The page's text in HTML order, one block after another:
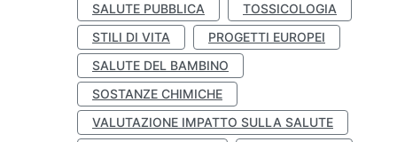
SALUTE PUBBLICA
TOSSICOLOGIA
STILI DI VITA
PROGETTI EUROPEI
SALUTE DEL BAMBINO
SOSTANZE CHIMICHE
VALUTAZIONE IMPATTO SULLA SALUTE